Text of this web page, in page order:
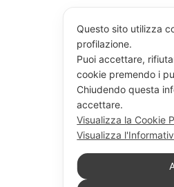
Questo sito utilizza
profilazione.
Puoi accettare,
cookie premendo i
Chiudendo questa
accettare.
Visualizza la Cookie
Visualizza